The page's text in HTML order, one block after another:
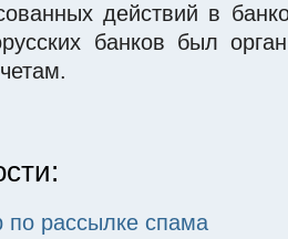
действий в
банков был
рассылке спама